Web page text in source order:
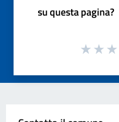
su questa pagina?